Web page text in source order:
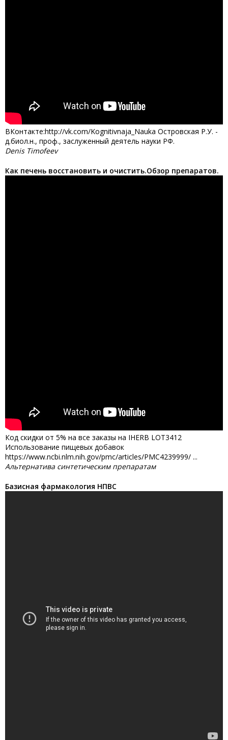
ВКонтакте:http://vk.com/Kognitivnaja_Nauka Островская Р.У. -
д.биол.н., проф., заслуженный деятель науки РФ.
Denis Timofeev
Как печень восстановить и очистить.Обзор препаратов.
Код скидки от 5% на все заказы на IHERB LOT3412
Использование пищевых добавок
https://www.ncbi.nlm.nih.gov/pmc/articles/PMC4239999/ ...
Альтернатива синтетическим препаратам
Базисная фармакология НПВС